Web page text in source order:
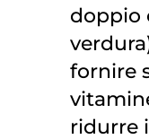
doppio
fornire
ridurre